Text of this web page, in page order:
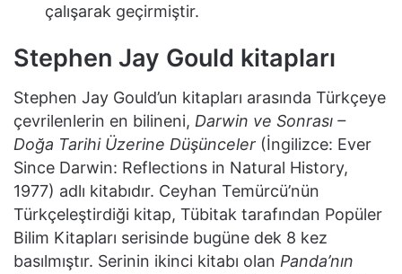
çalışarak geçirmiştir.
Stephen Jay Gould kitapları
Stephen Jay Gould’un kitapları arasında Türkçeye
çevrilenlerin en bilineni, Darwin ve Sonrası –
Doğa Tarihi Üzerine Düşünceler (İngilizce: Ever
Since Darwin: Reflections in Natural History,
1977) adlı kitabıdır. Ceyhan Temürcü’nün
Türkçeleştirdiği kitap, Tübitak tarafından Popüler
Bilim Kitapları serisinde bugüne dek 8 kez
basılmıştır. Serinin ikinci kitabı olan Panda’nın